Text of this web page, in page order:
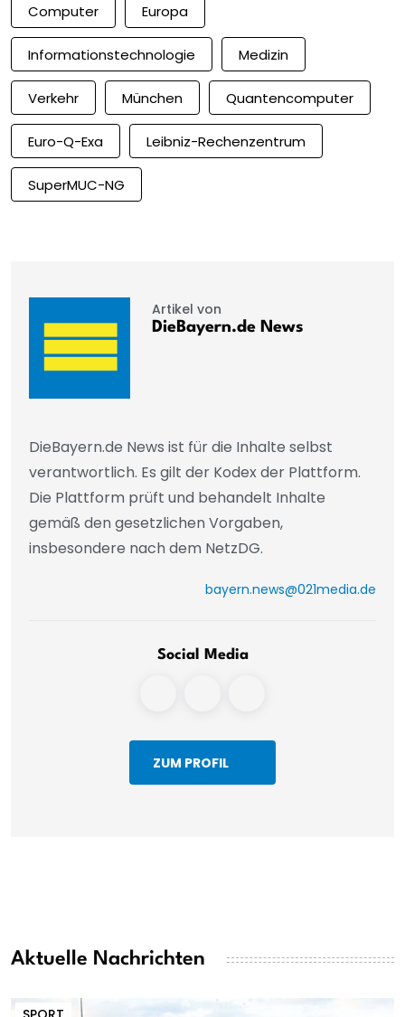
Computer Europa
Informationstechnologie Medizin
Verkehr München Quantencomputer
Euro-Q-Exa Leibniz-Rechenzentrum
SuperMUC-NG
Artikel von
DieBayern.de News
DieBayern.de News ist für die Inhalte selbst
verantwortlich. Es gilt der Kodex der Plattform.
Die Plattform prüft und behandelt Inhalte
gemäß den gesetzlichen Vorgaben,
insbesondere nach dem NetzDG.
bayern.news@021media.de
Social Media
ZUM PROFIL
Aktuelle Nachrichten